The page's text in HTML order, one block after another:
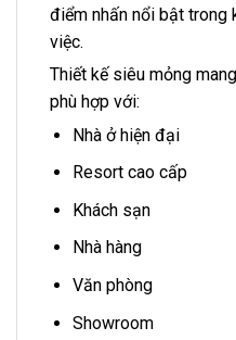
điểm nhấn nổi bật trong
việc.
Thiết kế siêu mỏng
phù hợp với:
Nhà ở hiện đại
Resort cao cấp
Khách sạn
Nhà hàng
Văn phòng
Showroom